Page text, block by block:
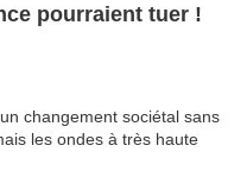
pourraient tuer !